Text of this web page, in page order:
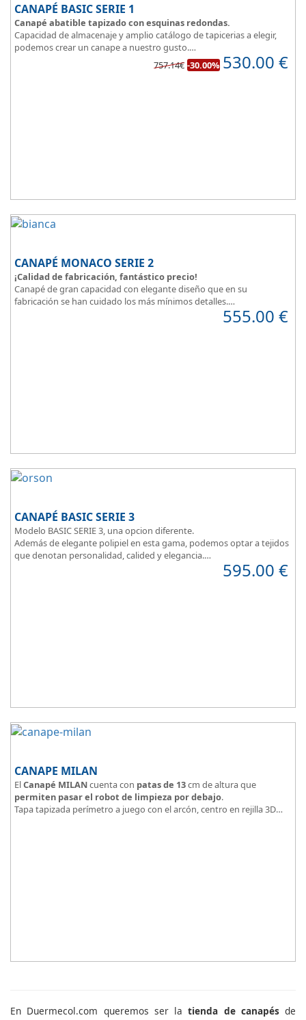
CANAPÉ BASIC SERIE 1
Canapé abatible tapizado con esquinas redondas.
Capacidad de almacenaje y amplio catálogo de tapicerias a elegir,
podemos crear un canape a nuestro gusto.
Diseño, elegancia y funcionalidad se unen para ofrecerte la base del
757.14€ -30.00% 530.00 €
CANAPÉ MONACO SERIE 2
¡Calidad de fabricación, fantástico precio!
Canapé de gran capacidad con elegante diseño que en su
fabricación se han cuidado los más mínimos detalles.
Dispone de un amplio catálogo de tapicerias y polipieles a elegir,
personalizar a tu gusto todos los detalles y de
555.00 €
CANAPÉ BASIC SERIE 3
Modelo BASIC SERIE 3, una opcion diferente.
Además de elegante polipiel en esta gama, podemos optar a tejidos
que denotan personalidad, calided y elegancia.
595.00 €
CANAPE MILAN
ElCanapé MILANcuenta con patas de 13cm de altura que
permiten pasar el robot de limpieza por debajo.
Tapa tapizada perímetro a juego con el arcón, centro en rejilla 3D
En Duermecol.com queremos ser latienda de canapésde